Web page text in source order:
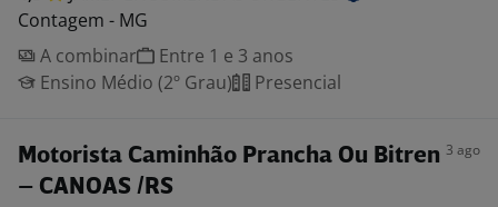
Contagem - MG
A combinar
Entre 1 e 3 anos
Ensino Médio (2º Grau)
Presencial
Motorista Caminhão Prancha Ou Bitren
– CANOAS /RS
3 ago